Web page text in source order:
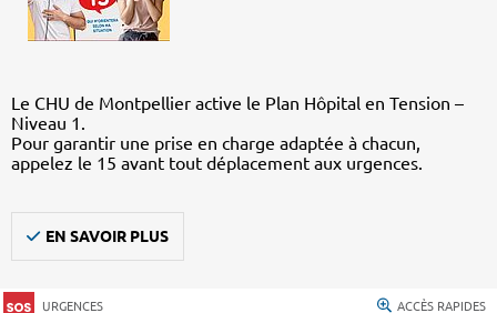
Le CHU de Montpellier active le Plan Hôpital en Tension –
Niveau 1.
Pour garantir une prise en charge adaptée à chacun,
appelez le 15 avant tout déplacement aux urgences.
EN SAVOIR PLUS
URGENCES ACCÈS RAPIDES